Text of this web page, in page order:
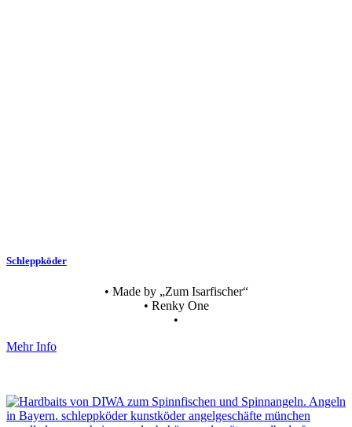
Schleppköder
• Made by „Zum Isarfischer“
• Renky One
•
Mehr Info